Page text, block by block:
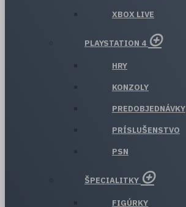
XBOX LIVE
PLAYSTATION 4
HRY
KONZOLY
PREDOBJEDNÁVKY
PRÍSLUŠENSTVO
PSN
ŠPECIALITKY
FIGÚRKY